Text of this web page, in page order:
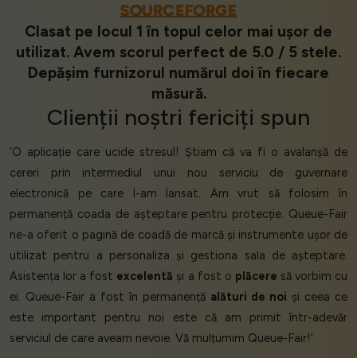
SOURCEFORGE
Clasat pe locul 1 în topul celor mai ușor de
utilizat. Avem scorul perfect de 5.0 / 5 stele.
Depășim furnizorul numărul doi în fiecare
măsură.
Clienții noștri fericiți spun
‘O aplicație care ucide stresul! Știam că va fi o avalanșă de
cereri prin intermediul unui nou serviciu de guvernare
electronică pe care l-am lansat. Am vrut să folosim în
permanență coada de așteptare pentru protecție. Queue-Fair
ne-a oferit o pagină de coadă de marcă și instrumente ușor de
utilizat pentru a personaliza și gestiona sala de așteptare.
Asistența lor a fost excelentă și a fost o plăcere să vorbim cu
ei. Queue-Fair a fost în permanență alături de noi și ceea ce
este important pentru noi este că am primit într-adevăr
serviciul de care aveam nevoie. Vă mulțumim Queue-Fair!’